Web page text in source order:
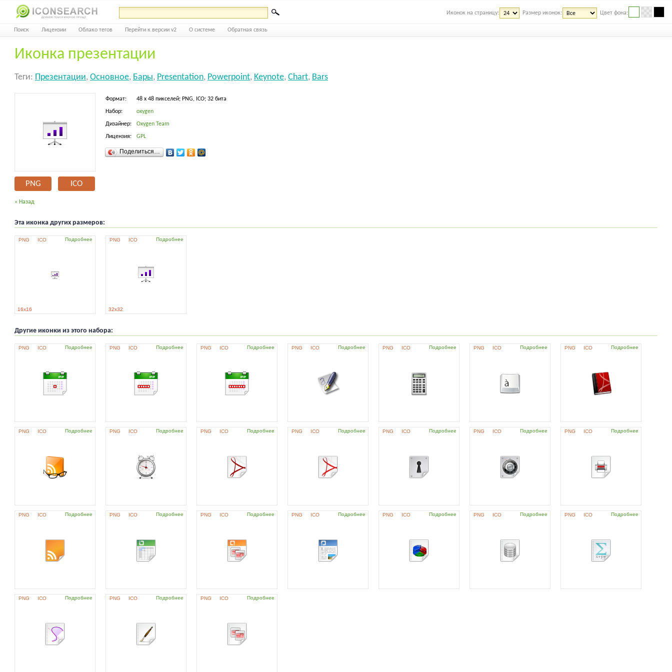
Иконок на страницу: Размер иконок: Цвет фона:
Поиск Лицензии Облако тегов Перейти к версии v2 О системе Обратная связь
Иконка презентации
Теги: Презентации, Основное, Бары, Presentation, Powerpoint, Keynote, Chart, Bars
PNG ICO
Формат: 48 x 48 пикселей; PNG, ICO; 32 бита
Набор: oxygen
Дизайнер: Oxygen Team
Лицензия: GPL
Поделиться…
« Назад
Эта иконка других размеров:
PNG ICO Подробнее
16x16
PNG ICO Подробнее
32x32
Другие иконки из этого набора:
PNG ICO Подробнее PNG ICO Подробнее PNG ICO Подробнее PNG ICO Подробнее PNG ICO Подробнее PNG ICO Подробнее PNG ICO Подробнее
PNG ICO Подробнее PNG ICO Подробнее PNG ICO Подробнее PNG ICO Подробнее PNG ICO Подробнее PNG ICO Подробнее PNG ICO Подробнее
PNG ICO Подробнее PNG ICO Подробнее PNG ICO Подробнее PNG ICO Подробнее PNG ICO Подробнее PNG ICO Подробнее PNG ICO Подробнее
PNG ICO Подробнее PNG ICO Подробнее PNG ICO Подробнее